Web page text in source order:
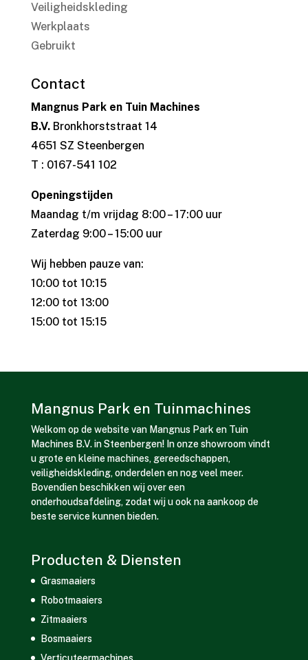
Veiligheidskleding
Werkplaats
Gebruikt
Contact
Mangnus Park en Tuin Machines
B.V.Bronkhorststraat 14
4651 SZ Steenbergen
T : 0167-541 102
Openingstijden
Maandag t/m vrijdag 8:00 – 17:00 uur
Zaterdag 9:00 – 15:00 uur
Wij hebben pauze van:
10:00 tot 10:15
12:00 tot 13:00
15:00 tot 15:15
Mangnus Park en Tuinmachines
Welkom op de website van Mangnus Park en Tuin
Machines B.V. in Steenbergen! In onze showroom vindt
u grote en kleine machines, gereedschappen,
veiligheidskleding, onderdelen en nog veel meer.
Bovendien beschikken wij over een
onderhoudsafdeling, zodat wij u ook na aankoop de
beste service kunnen bieden.
Producten & Diensten
Grasmaaiers
Robotmaaiers
Zitmaaiers
Bosmaaiers
Verticuteermachines